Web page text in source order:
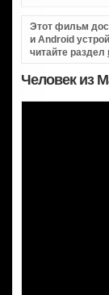
Этот фильм
и Android
читайте раздел
Человек из